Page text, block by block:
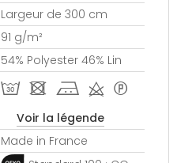
Largeur de 300 cm
91 g/m²
54% Polyester 46% Lin
T - j d *
Voir la légende
Made in France